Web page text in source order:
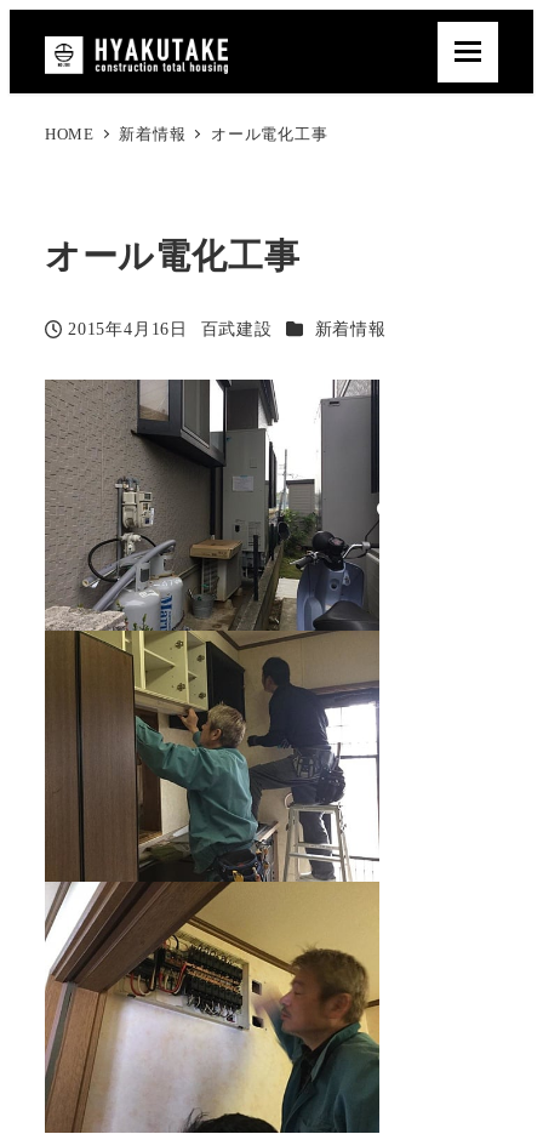
HOME 新着情報 オール電化工事
オール電化工事
投稿日
2015年4月16日
著
百武建設 カテゴリー
新着情報